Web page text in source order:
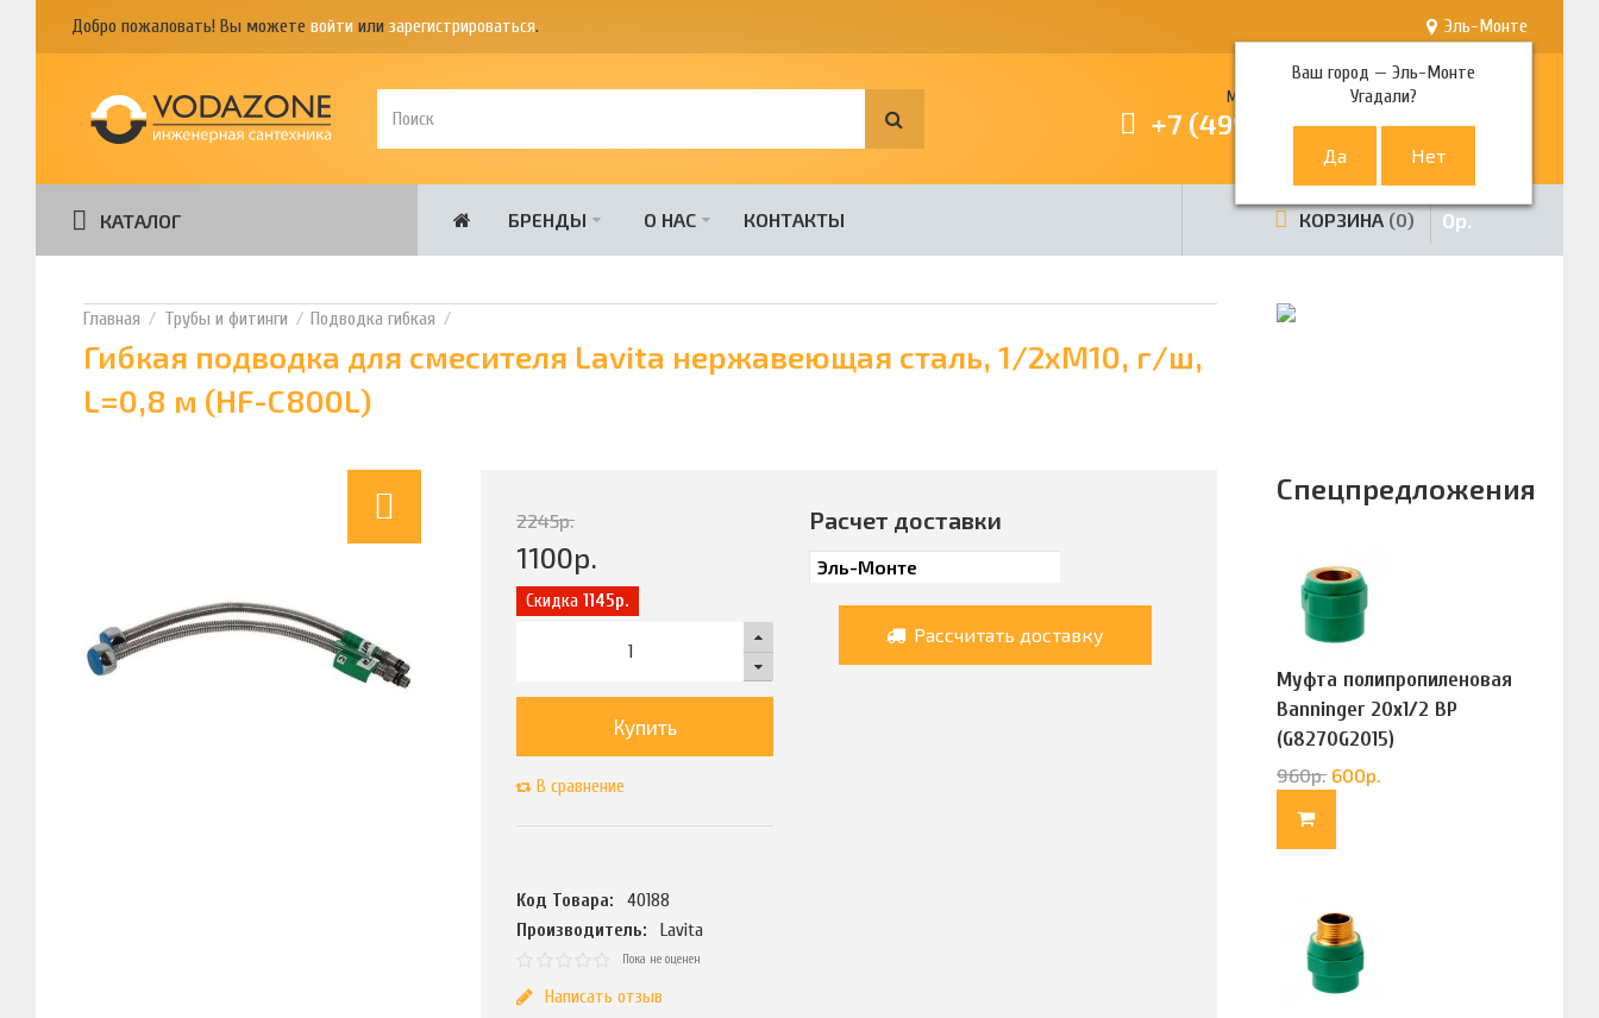
Добро пожаловать! Вы можете войти или зарегистрироваться. Эль-Монте
Ваш город —Эль-Монте
Угадали?
Многоканальный телефон
+7 (499) 380-80-80
КАТАЛОГ БРЕНДЫ О НАС КОНТАКТЫ КОРЗИНА 0 0р.
Трубы и фитинги Подводка гибкая
Гибкая подводка для смесителя Lavita нержавеющая сталь, 1/2хМ10, г/ш,
L=0,8 м (HF-C800L)
2245р.
1100р.
Скидка1145р.
Купить
В сравнение
Код Товара:
40188
Производитель:
Lavita
Пока не оценен
Написать отзыв
Расчет доставки
Рассчитать доставку
Спецпредложения
Муфта полипропиленовая
Banninger 20х1/2 ВР
(G8270G2015)
960р. 600р.